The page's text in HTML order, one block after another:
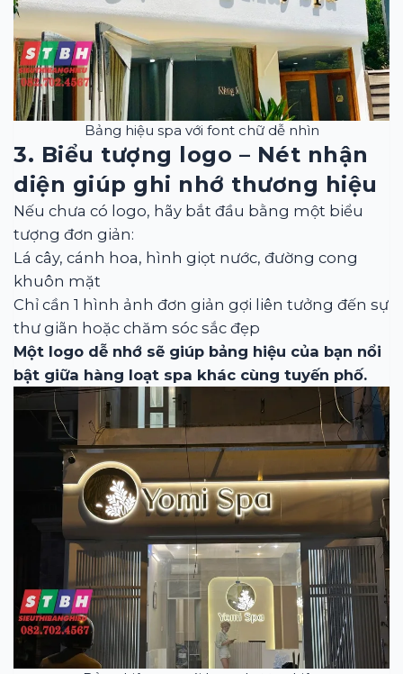
Bảng hiệu spa với font chữ dễ nhìn
3. Biểu tượng logo – Nét nhận
diện giúp ghi nhớ thương hiệu
Nếu chưa có logo, hãy bắt đầu bằng một biểu
tượng đơn giản:
Lá cây, cánh hoa, hình giọt nước, đường cong
khuôn mặt
Chỉ cần 1 hình ảnh đơn giản gợi liên tưởng đến sự
thư giãn hoặc chăm sóc sắc đẹp
Một logo dễ nhớ sẽ giúp bảng hiệu của bạn nổi
bật giữa hàng loạt spa khác cùng tuyến phố.